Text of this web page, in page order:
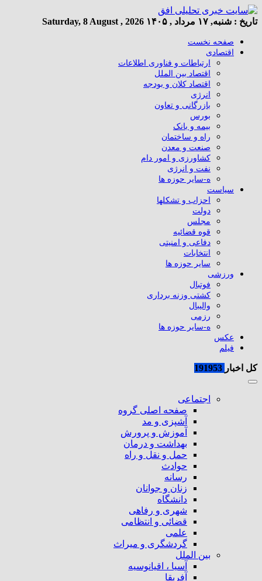
تاریخ : شنبه, ۱۷ مرداد , ۱۴۰۵ Saturday, 8 August , 2026
صفحه نخست
اقتصادی
ارتباطات و فناوری اطلاعات
اقتصاد بین الملل
اقتصاد کلان و بودجه
انرژی
بازرگانی و تعاون
بورس
بیمه و بانک
راه و ساختمان
صنعت و معدن
کشاورزی و امور دام
نفت و انرژی
ه-سایر حوزه ها
سیاست
احزاب و تشکلها
دولت
مجلس
قوه قضائیه
دفاعی و امنیتی
انتخابات
سایر حوزه ها
ورزشی
فوتبال
کشتی وزنه برداری
والیبال
رزمی
ه-سایر حوزه ها
عکس
فیلم
کل اخبار
اجتماعی
صفحه اصلی گروه
آشپزی و مد
آموزش و پرورش
بهداشت و درمان
حمل و نقل و راه
حوادث
رسانه
زنان و جوانان
دانشگاه
شهری و رفاهی
قضائی و انتظامی
علمی
گردشگری و میراث
بین الملل
آسیا ، اقیانوسیه
آفریقا